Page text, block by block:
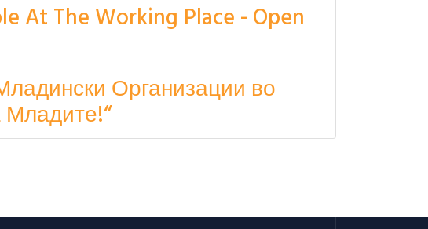
At The Working Place - Open
Организации во